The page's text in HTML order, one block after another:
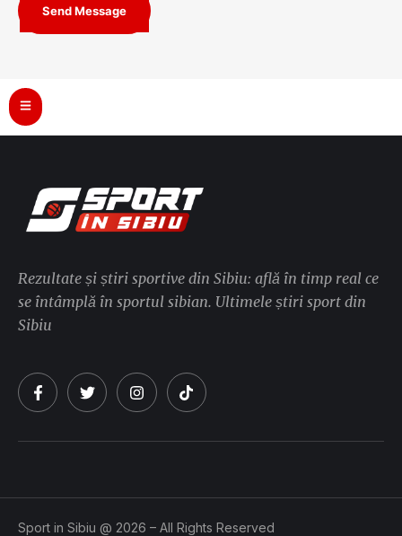
Send Message
Rezultate și știri sportive din Sibiu: află în timp real ce
se întâmplă în sportul sibian. Ultimele știri sport din
Sibiu
Sport in Sibiu @ 2026 – All Rights Reserved